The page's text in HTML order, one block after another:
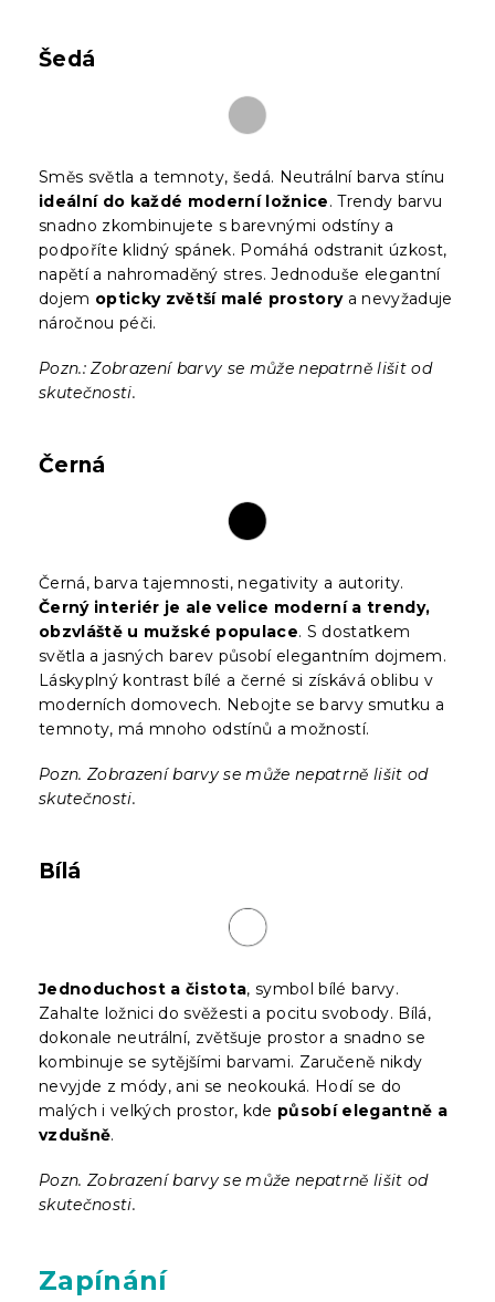
Šedá
Směs světla a temnoty, šedá. Neutrální barva stínu
ideální do každé moderní ložnice. Trendy barvu
snadno zkombinujete s barevnými odstíny a
podpoříte klidný spánek. Pomáhá odstranit úzkost,
napětí a nahromaděný stres. Jednoduše elegantní
dojem opticky zvětší malé prostorya nevyžaduje
náročnou péči.
Pozn.: Zobrazení barvy se může nepatrně lišit od
skutečnosti.
Černá
Černá, barva tajemnosti, negativity a autority.
Černý interiér je ale velice moderní a trendy,
obzvláště u mužské populace. S dostatkem
světla a jasných barev působí elegantním dojmem.
Láskyplný kontrast bílé a černé si získává oblibu v
moderních domovech. Nebojte se barvy smutku a
temnoty, má mnoho odstínů a možností.
Pozn. Zobrazení barvy se může nepatrně lišit od
skutečnosti.
Bílá
Jednoduchost a čistota, symbol bílé barvy.
Zahalte ložnici do svěžesti a pocitu svobody. Bílá,
dokonale neutrální, zvětšuje prostor a snadno se
kombinuje se sytějšími barvami. Zaručeně nikdy
nevyjde z módy, ani se neokouká. Hodí se do
malých i velkých prostor, kde působí elegantně a
vzdušně.
Pozn. Zobrazení barvy se může nepatrně lišit od
skutečnosti.
Zapínání